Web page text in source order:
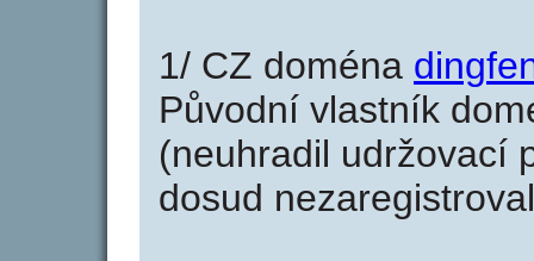
1/ CZ doména
Původní vlastník
(neuhradil udržovací
dosud